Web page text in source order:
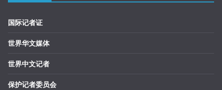
国际记者证
世界华文媒体
世界中文记者
保护记者委员会